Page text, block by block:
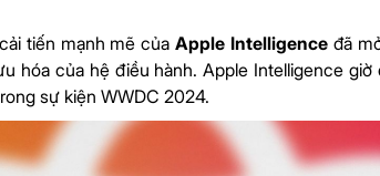
tiến mạnh mẽ củaApple Intelligence đã
hóa của hệ điều hành. Apple Intelligence
sự kiện WWDC 2024.